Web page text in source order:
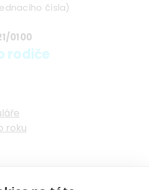
čísla)
0100
rodiče
roku